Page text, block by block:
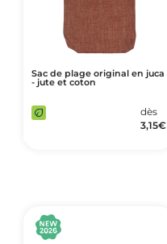
Sac de plage original en juca
- jute et coton
dès
3,15€